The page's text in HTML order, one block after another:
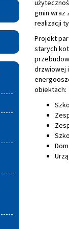
gmin wraz
realizacji
Projekt
starych
drzwiowej
obiektach: